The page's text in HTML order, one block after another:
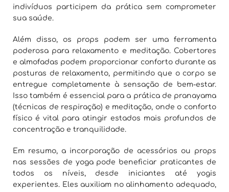
indivíduos participem da prática sem comprometer
sua saúde.
Além disso, os props podem ser uma ferramenta
poderosa para relaxamento e meditação. Cobertores
e almofadas podem proporcionar conforto durante as
posturas de relaxamento, permitindo que o corpo se
entregue completamente à sensação de bem-estar.
Isso também é essencial para a prática de pranayama
(técnicas de respiração) e meditação, onde o conforto
físico é vital para atingir estados mais profundos de
concentração e tranquilidade.
Em resumo, a incorporação de acessórios ou props
nas sessões de yoga pode beneficiar praticantes de
todos os níveis, desde iniciantes até yogis
experientes. Eles auxiliam no alinhamento adequado,